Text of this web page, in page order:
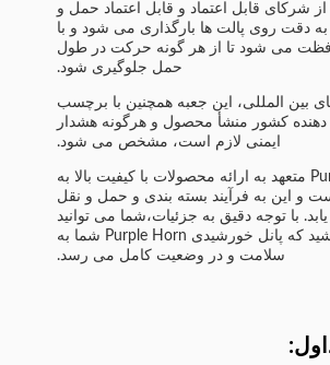
از شرکای قابل اعتماد و قابل اعتماد حمل و
به دقت روی پالت ها بارگذاری می شود و با
می شود تا از هر گونه حرکت در طول
حمل جلوگیری شود.
بین المللی، این جعبه همچنین با برچسب
کشور منشأ محصول و هرگونه هشدار
ایمنی لازم است، مشخص می شود.
Purple Horn متعهد به ارائه محصولات با کیفیت بالا به
و این به فرآیند بسته بندی و حمل و نقل
با توجه دقیق به جزئیات،شما می توانید
مطمئن باشید که پانل خورشیدی Purple Horn شما به
سلامت و در وضعیت کامل می رسد.